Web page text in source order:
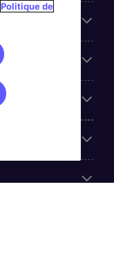
Politique de